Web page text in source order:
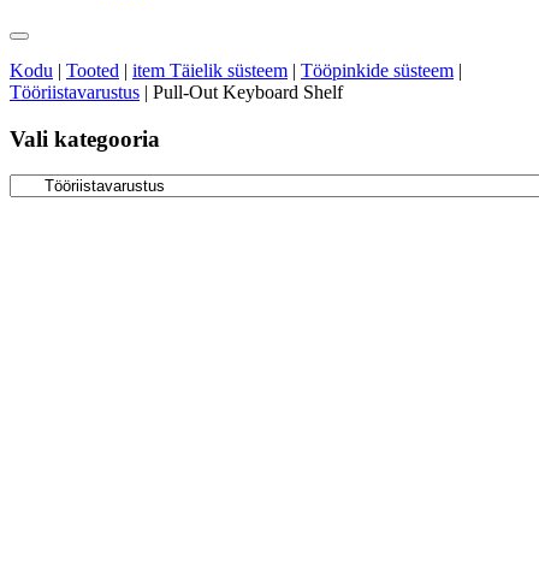
Kodu | Tooted | item Täielik süsteem | Tööpinkide süsteem |
Tööriistavarustus | Pull-Out Keyboard Shelf
Vali kategooria